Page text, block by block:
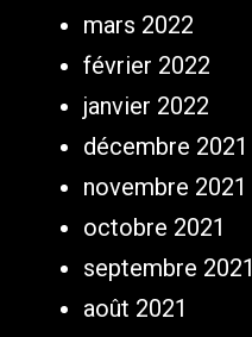
mars 2022
février 2022
janvier 2022
décembre 2021
novembre 2021
octobre 2021
septembre 2021
août 2021